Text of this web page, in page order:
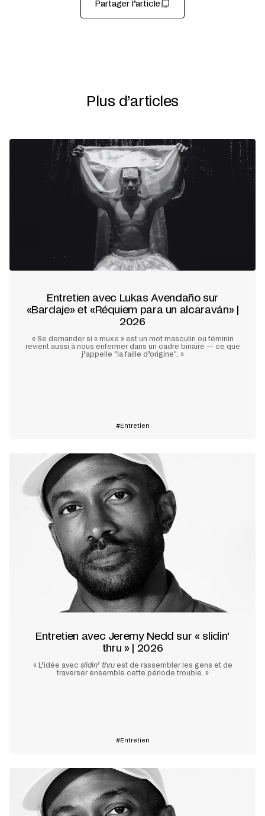
Partager l’article
Plus d’articles
Entretien avec Lukas Avendaño sur
«Bardaje» et «Réquiem para un alcaraván» |
2026
« Se demander si « muxe » est un mot masculin ou féminin
revient aussi à nous enfermer dans un cadre binaire — ce que
j’appelle "la faille d’origine". »
Entretien
Entretien avec Jeremy Nedd sur « slidin'
thru » | 2026
« L’idée avec slidin’ thru est de rassembler les gens et de
traverser ensemble cette période trouble. »
Entretien